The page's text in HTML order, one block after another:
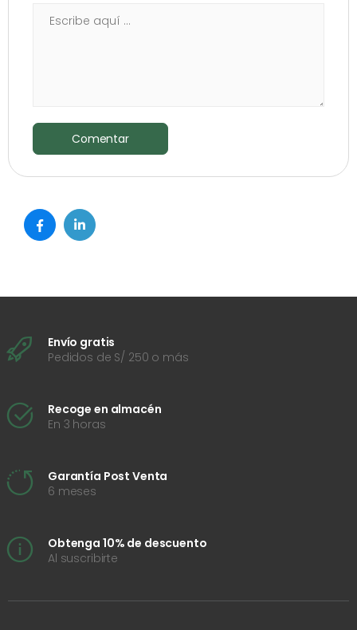
Comentar
Envío gratis
Pedidos de S/ 250 o más
Recoge en almacén
En 3 horas
Garantía Post Venta
6 meses
Obtenga 10% de descuento
Al suscribirte